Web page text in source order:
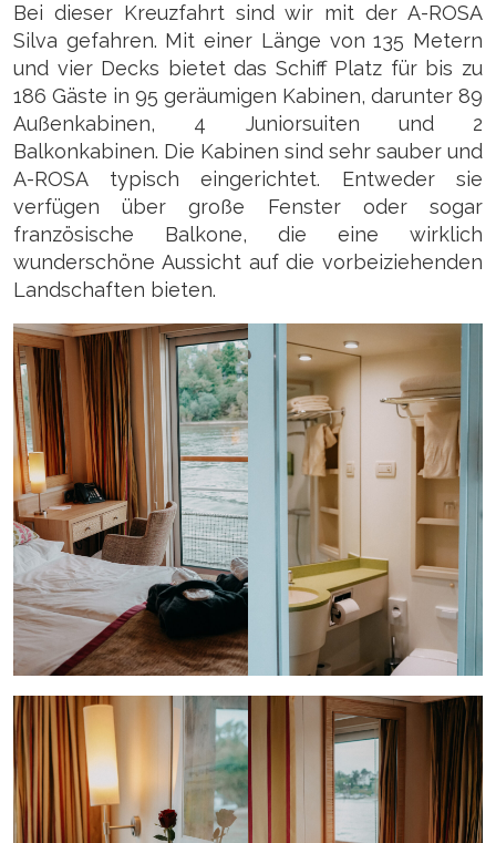
Bei dieser Kreuzfahrt sind wir mit der A-ROSA
Silva gefahren. Mit einer Länge von 135 Metern
und vier Decks bietet das Schiff Platz für bis zu
186 Gäste in 95 geräumigen Kabinen, darunter 89
Außenkabinen, 4 Juniorsuiten und 2
Balkonkabinen. Die Kabinen sind sehr sauber und
A-ROSA typisch eingerichtet. Entweder sie
verfügen über große Fenster oder sogar
französische Balkone, die eine wirklich
wunderschöne Aussicht auf die vorbeiziehenden
Landschaften bieten.